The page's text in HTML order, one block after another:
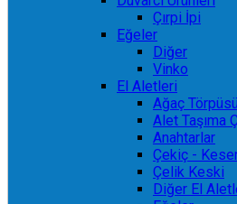
Çırpi İpi
Eğeler
Diğer
Vinko
El Aletleri
Ağaç Törpüsü
Alet Taşıma
Anahtarlar
Çekiç -
Çelik Keski
Diğer El